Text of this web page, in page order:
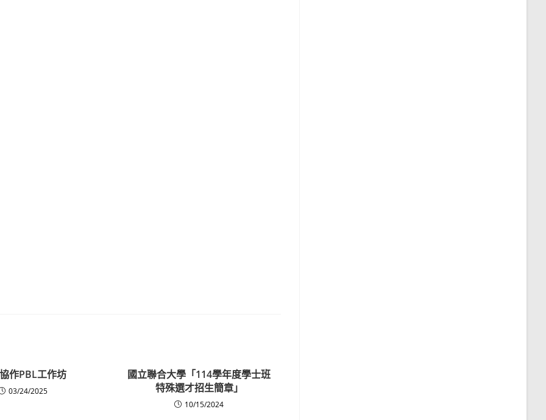
作PBL工作坊
03/24/2025
國立聯合大學「114學年度學士班
特殊選才招生簡章」
10/15/2024